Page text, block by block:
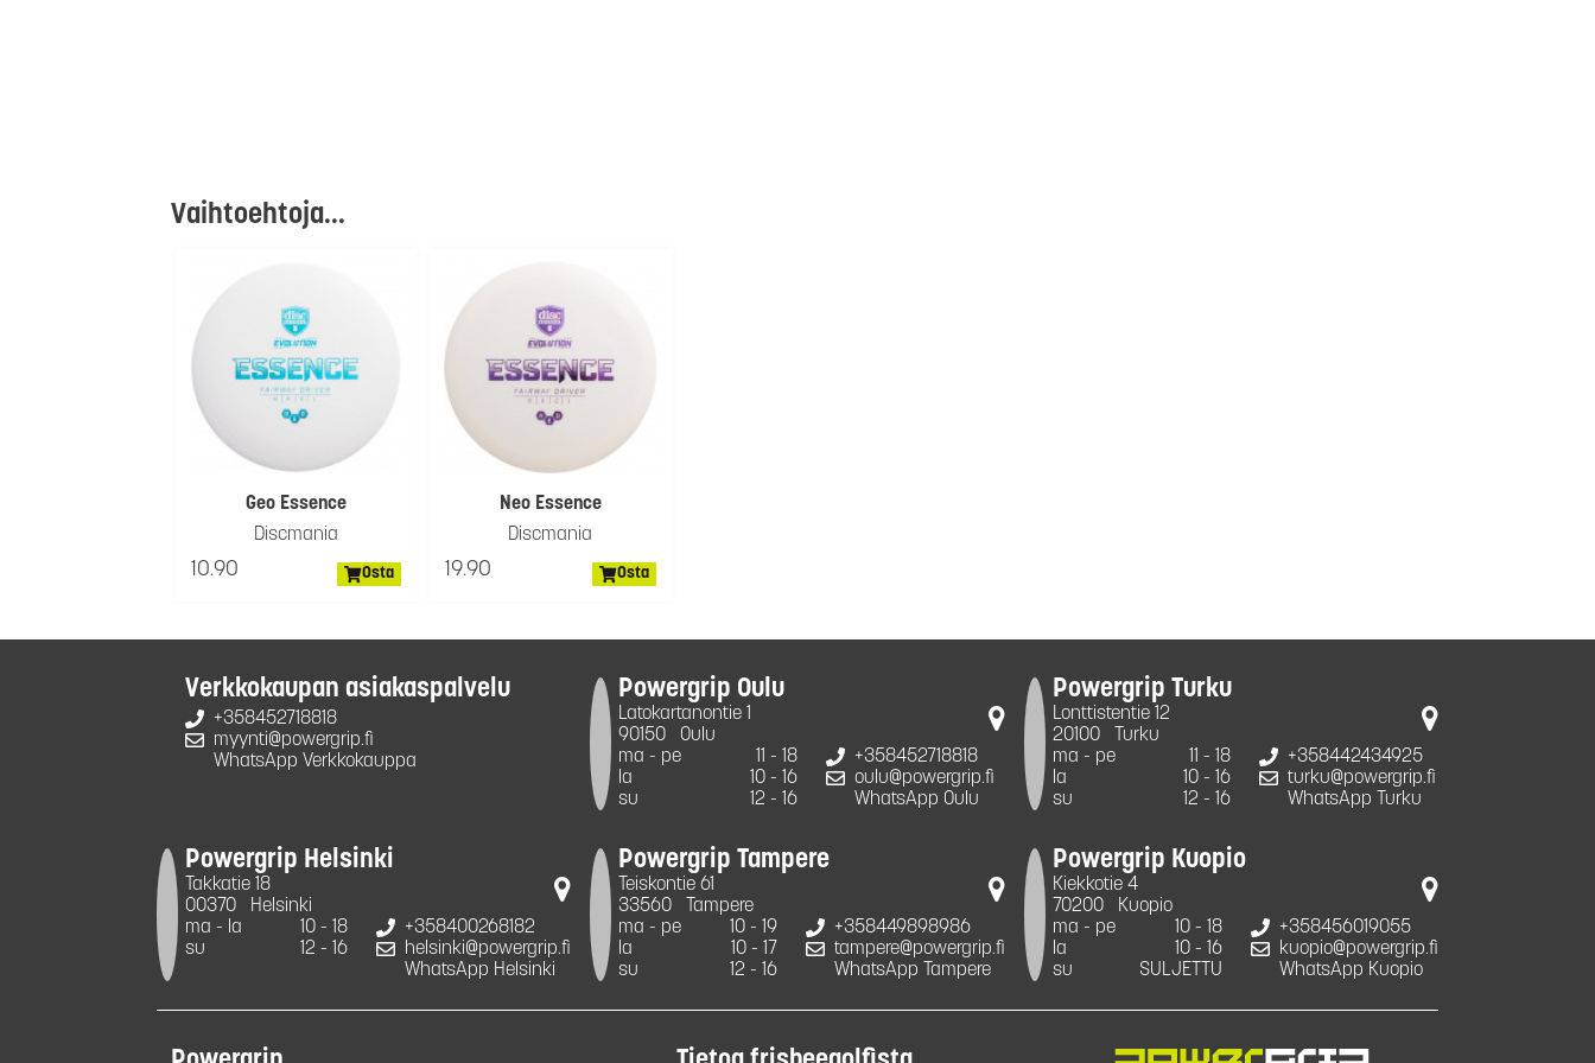
Vaihtoehtoja...
Geo Essence
Discmania
10.90 Osta
Neo Essence
Discmania
19.90 Osta
Verkkokaupan asiakaspalvelu
+358452718818
myynti@powergrip.fi
WhatsApp Verkkokauppa
Powergrip Oulu
Latokartanontie 1
90150
Oulu
ma - pe
11 - 18
la
10 - 16
su
12 - 16
+358452718818
oulu@powergrip.fi
WhatsApp Oulu
Powergrip Turku
Lonttistentie 12
20100
Turku
ma - pe
11 - 18
la
10 - 16
su
12 - 16
+358442434925
turku@powergrip.fi
WhatsApp Turku
Powergrip Helsinki
Takkatie 18
00370
Helsinki
ma - la
10 - 18
su
12 - 16
+358400268182
helsinki@powergrip.fi
WhatsApp Helsinki
Powergrip Tampere
Teiskontie 61
33560
Tampere
ma - pe
10 - 19
la
10 - 17
su
12 - 16
+358449898986
tampere@powergrip.fi
WhatsApp Tampere
Powergrip Kuopio
Kiekkotie 4
70200
Kuopio
ma - pe
10 - 18
la
10 - 16
su
SULJETTU
+358456019055
kuopio@powergrip.fi
WhatsApp Kuopio